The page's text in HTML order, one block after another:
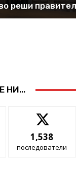
реши
НИ...
1,538
последователи